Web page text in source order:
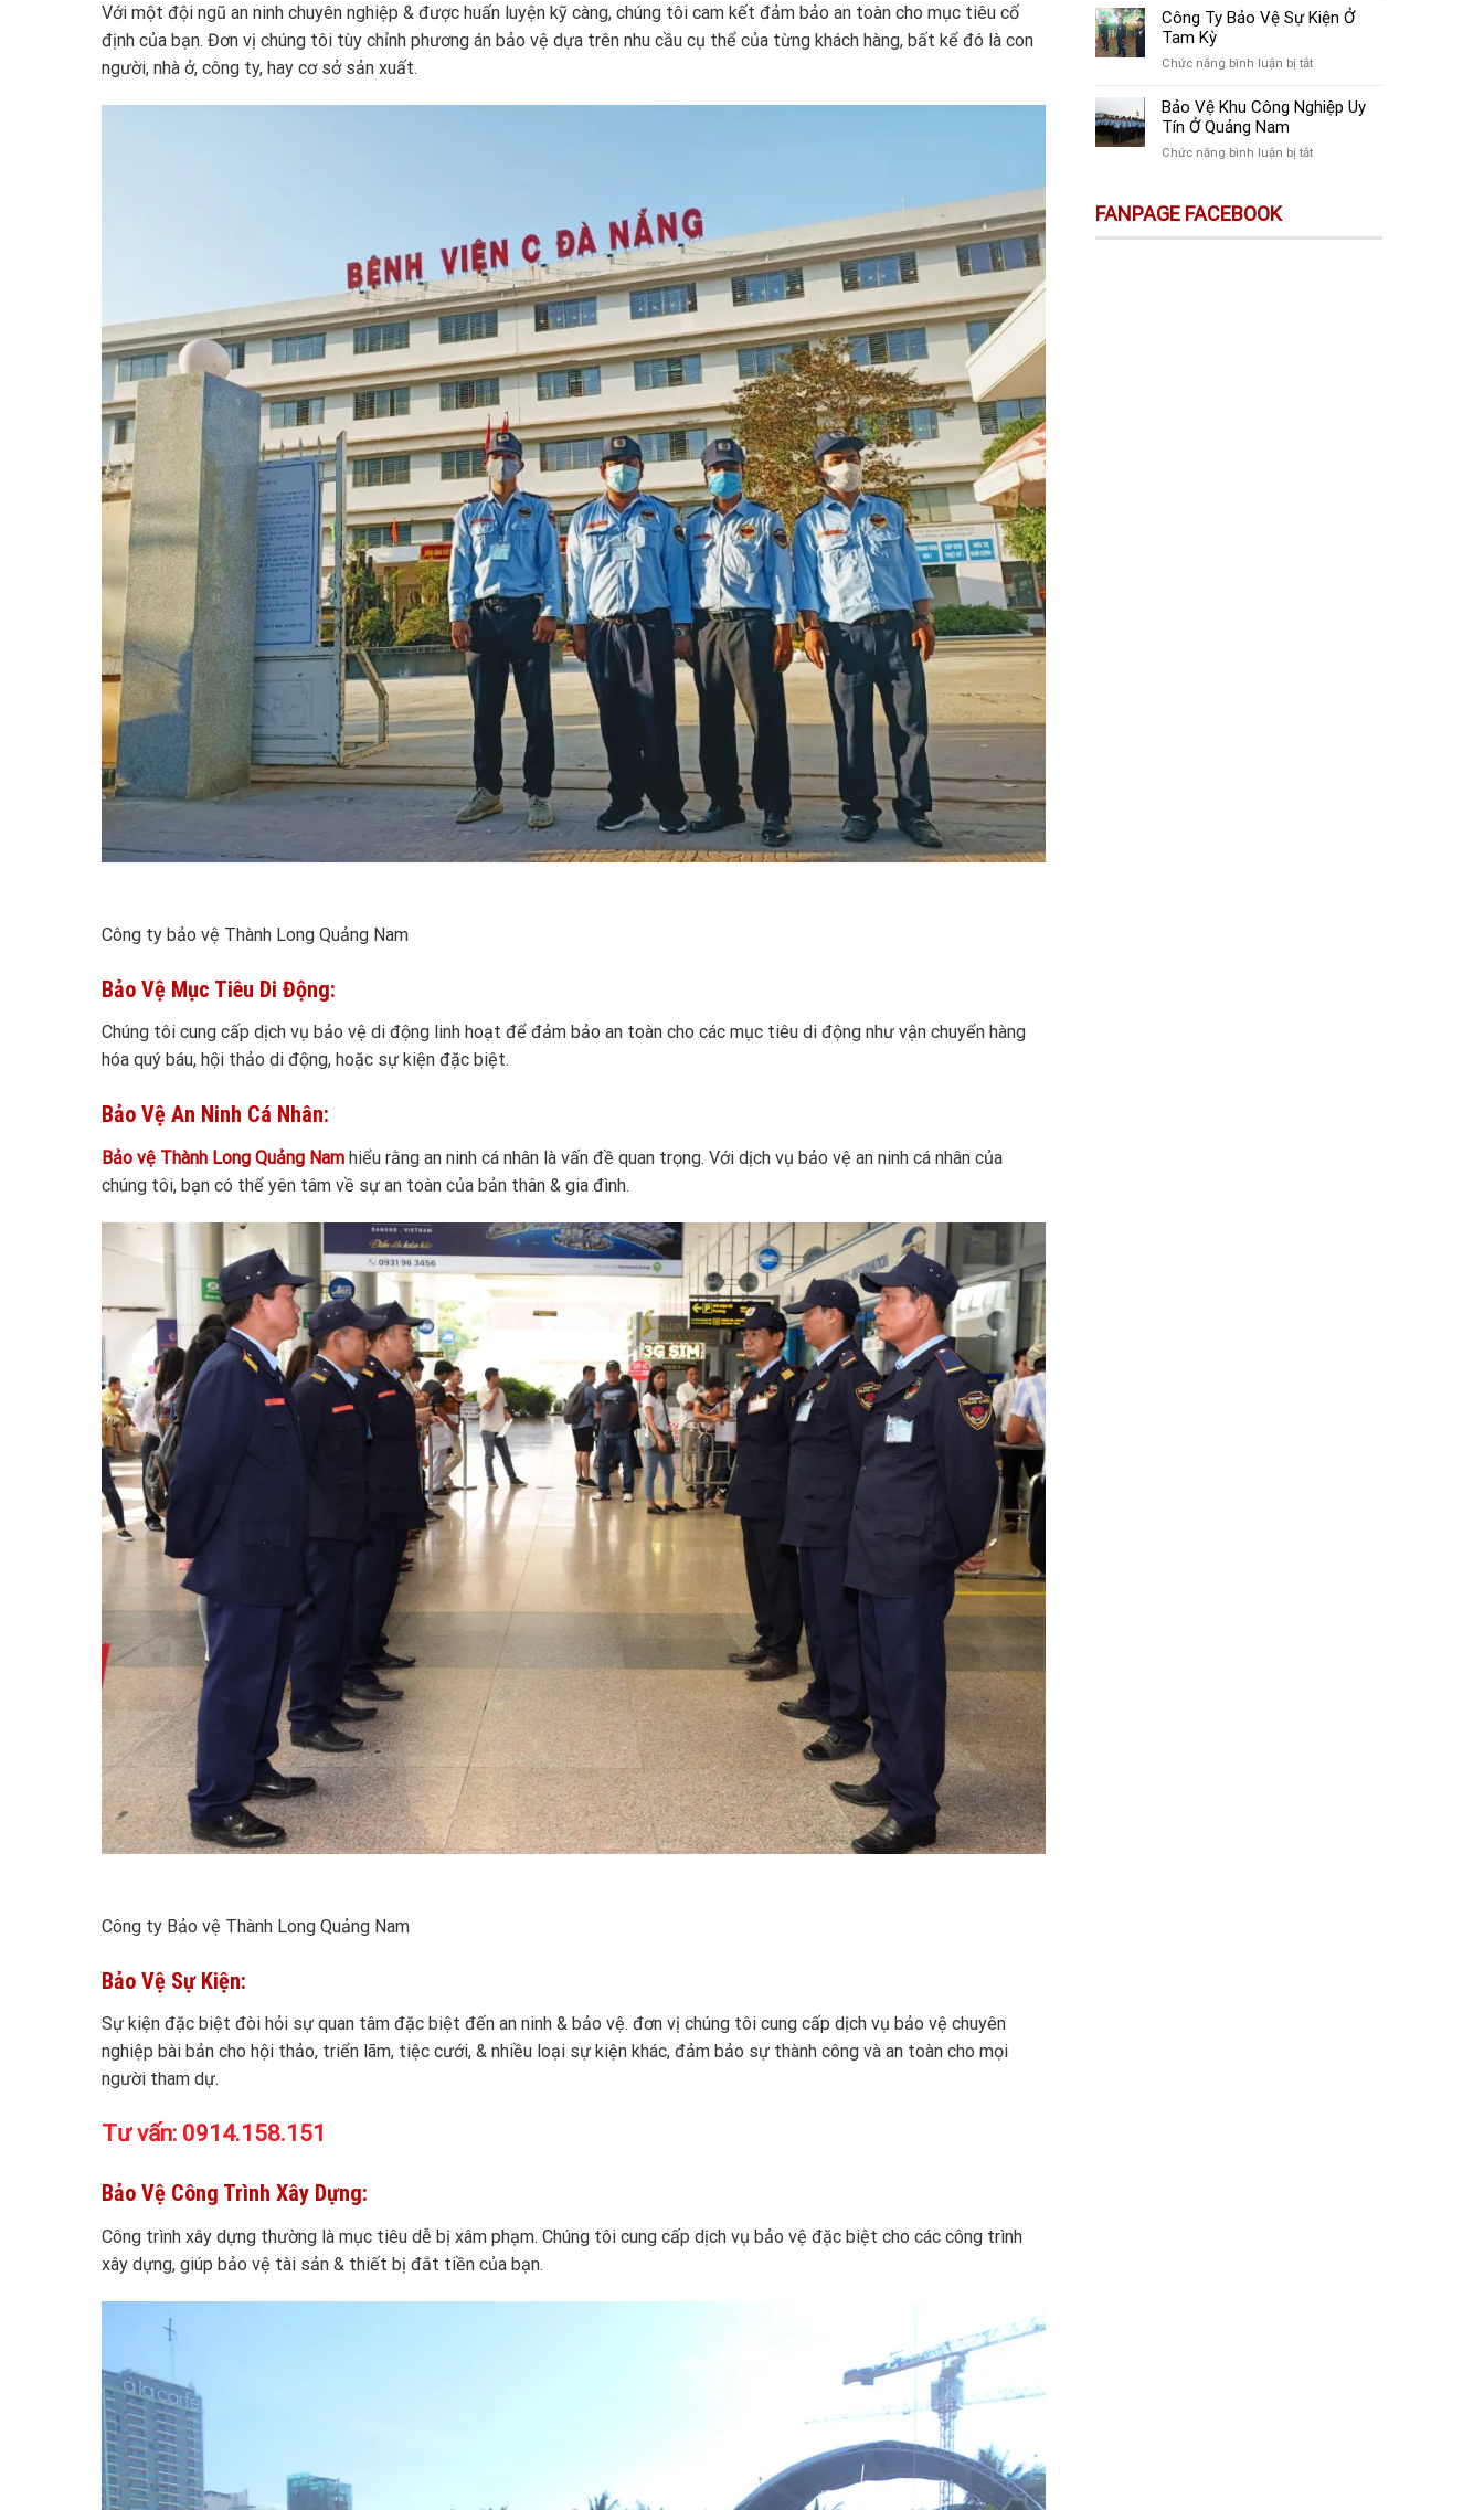
Với một đội ngũ an ninh chuyên nghiệp & được huấn luyện kỹ càng, chúng tôi cam kết đảm bảo an toàn cho mục tiêu cố
định của bạn. Đơn vị chúng tôi tùy chỉnh phương án bảo vệ dựa trên nhu cầu cụ thể của từng khách hàng, bất kể đó là con
người, nhà ở, công ty, hay cơ sở sản xuất.
Công ty bảo vệ Thành Long Quảng Nam
Bảo Vệ Mục Tiêu Di Động:
Chúng tôi cung cấp dịch vụ bảo vệ di động linh hoạt để đảm bảo an toàn cho các mục tiêu di động như vận chuyển hàng
hóa quý báu, hội thảo di động, hoặc sự kiện đặc biệt.
Bảo Vệ An Ninh Cá Nhân:
Bảo vệ Thành Long Quảng Nam hiểu rằng an ninh cá nhân là vấn đề quan trọng. Với dịch vụ bảo vệ an ninh cá nhân của
chúng tôi, bạn có thể yên tâm về sự an toàn của bản thân & gia đình.
Công ty Bảo vệ Thành Long Quảng Nam
Bảo Vệ Sự Kiện:
Sự kiện đặc biệt đòi hỏi sự quan tâm đặc biệt đến an ninh & bảo vệ. đơn vị chúng tôi cung cấp dịch vụ bảo vệ chuyên
nghiệp bài bản cho hội thảo, triển lãm, tiệc cưới, & nhiều loại sự kiện khác, đảm bảo sự thành công và an toàn cho mọi
người tham dự.
Tư vấn: 0914.158.151
Bảo Vệ Công Trình Xây Dựng:
Công trình xây dựng thường là mục tiêu dễ bị xâm phạm. Chúng tôi cung cấp dịch vụ bảo vệ đặc biệt cho các công trình
xây dựng, giúp bảo vệ tài sản & thiết bị đắt tiền của bạn.
Nghiệp
Quảng
Ty
Xây
Chất
Công Ty Bảo Vệ Sự Kiện Ở
Tam Kỳ
Chức năng bình luận bị tắtở
Ty
Kỳ
Bảo Vệ Khu Công Nghiệp Uy
Tín Ở Quảng Nam
Chức năng bình luận bị tắtở
FANPAGE FACEBOOK